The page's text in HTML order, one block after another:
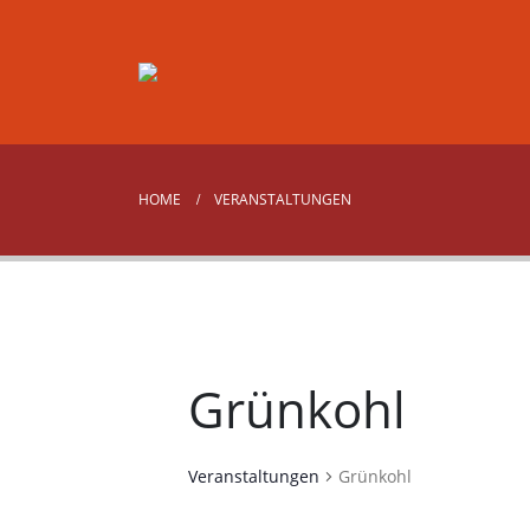
HOME VERANSTALTUNGEN
Grünkohl
Veranstaltungen Grünkohl